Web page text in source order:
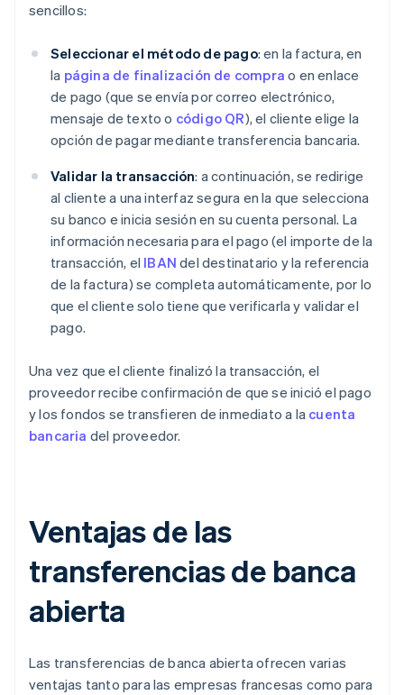
sencillos:
Seleccionar el método de pago: en la factura, en
la página de finalización de compra o en enlace
de pago (que se envía por correo electrónico,
mensaje de texto o código QR), el cliente elige la
opción de pagar mediante transferencia bancaria.
Validar la transacción: a continuación, se redirige
al cliente a una interfaz segura en la que selecciona
su banco e inicia sesión en su cuenta personal. La
información necesaria para el pago (el importe de la
transacción, el IBAN del destinatario y la referencia
de la factura) se completa automáticamente, por lo
que el cliente solo tiene que verificarla y validar el
pago.
Una vez que el cliente finalizó la transacción, el
proveedor recibe confirmación de que se inició el pago
y los fondos se transfieren de inmediato a la cuenta
bancaria del proveedor.
Ventajas de las
transferencias de banca
abierta
Las transferencias de banca abierta ofrecen varias
ventajas tanto para las empresas francesas como para